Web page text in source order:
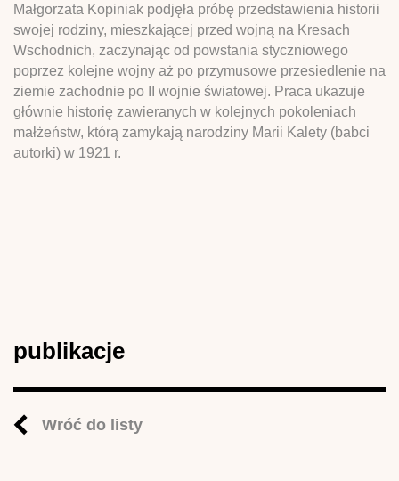
Małgorzata Kopiniak podjęła próbę przedstawienia historii
swojej rodziny, mieszkającej przed wojną na Kresach
Wschodnich, zaczynając od powstania styczniowego
poprzez kolejne wojny aż po przymusowe przesiedlenie na
ziemie zachodnie po II wojnie światowej. Praca ukazuje
głównie historię zawieranych w kolejnych pokoleniach
małżeństw, którą zamykają narodziny Marii Kalety (babci
autorki) w 1921 r.
publikacje
Wróć do listy